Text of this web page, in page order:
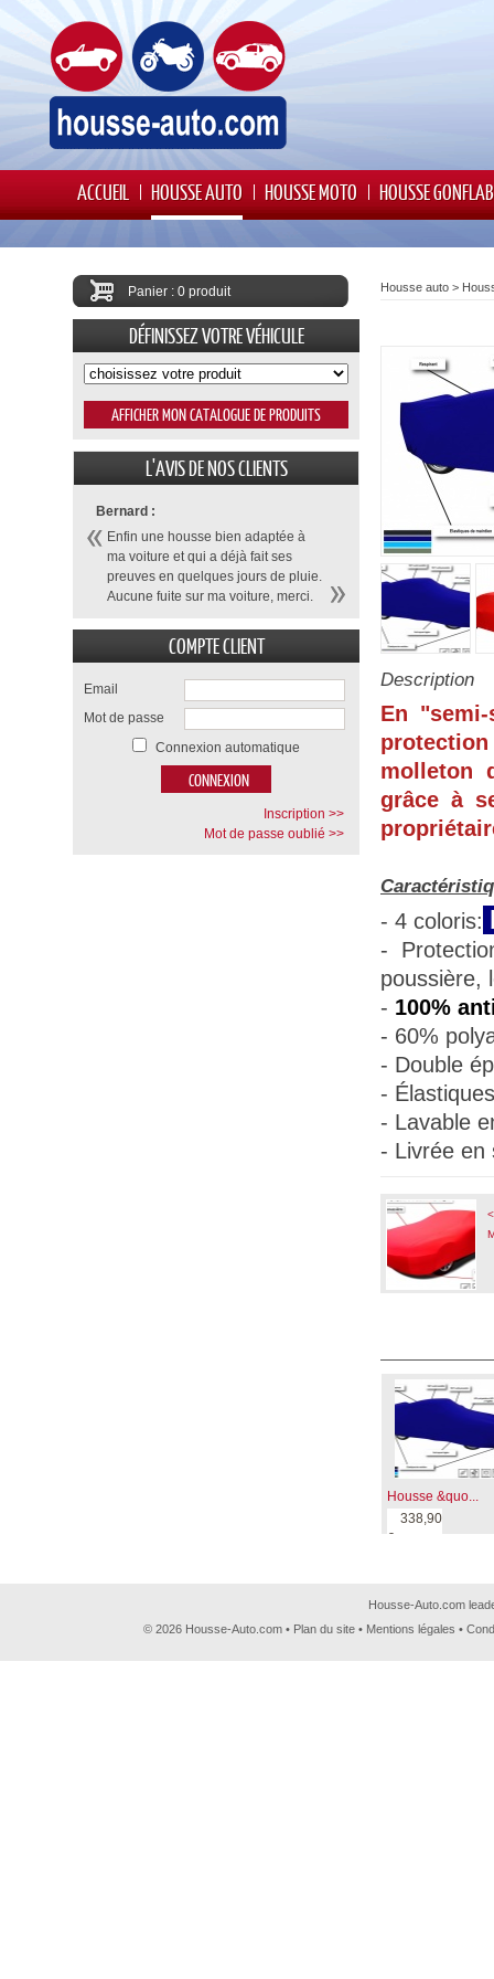
ACCUEIL HOUSSE AUTO HOUSSE MOTO HOUSSE
Housse auto >
Description
En
molleton
grâce à
- 4 coloris:
-
poussière,
- 100%
- 60%
- Double
-
- Lavable
- Livrée en
Housse &quo...
338,90
€
Panier : 0 produit
DÉFINISSEZ VOTRE VÉHICULE
L'AVIS DE NOS CLIENTS
Bernard :
Enfin une housse bien adaptée à
ma voiture et qui a déjà fait ses
preuves en quelques jours de pluie.
Aucune fuite sur ma voiture, merci.
COMPTE CLIENT
Email
Mot de passe
Connexion automatique
Inscription >>
Mot de passe oublié >>
Housse-Auto.com
© 2026 Housse-Auto.com • Plan du site • Mentions légales •